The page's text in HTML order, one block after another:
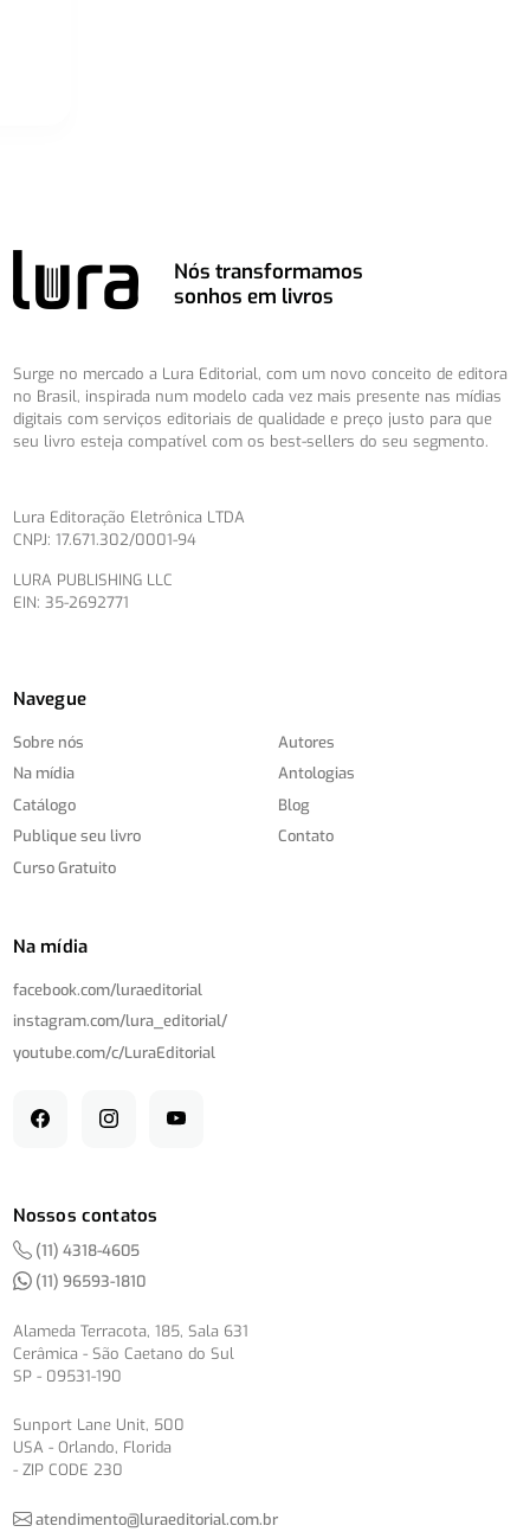
Nós transformamos
sonhos em livros
Surge no mercado a Lura Editorial, com um novo conceito de editora
no Brasil, inspirada num modelo cada vez mais presente nas mídias
digitais com serviços editoriais de qualidade e preço justo para que
seu livro esteja compatível com os best-sellers do seu segmento.
Lura Editoração Eletrônica LTDA
CNPJ: 17.671.302/0001-94
LURA PUBLISHING LLC
EIN: 35-2692771
Navegue
Sobre nós
Na mídia
Catálogo
Publique seu livro
Curso Gratuito
Autores
Antologias
Blog
Contato
Na mídia
facebook.com/luraeditorial
instagram.com/lura_editorial/
youtube.com/c/LuraEditorial
Nossos contatos
(11) 4318-4605
(11) 96593-1810
Alameda Terracota, 185, Sala 631
Cerâmica - São Caetano do Sul
SP - 09531-190
Sunport Lane Unit, 500
USA - Orlando, Florida
- ZIP CODE 230
atendimento@luraeditorial.com.br